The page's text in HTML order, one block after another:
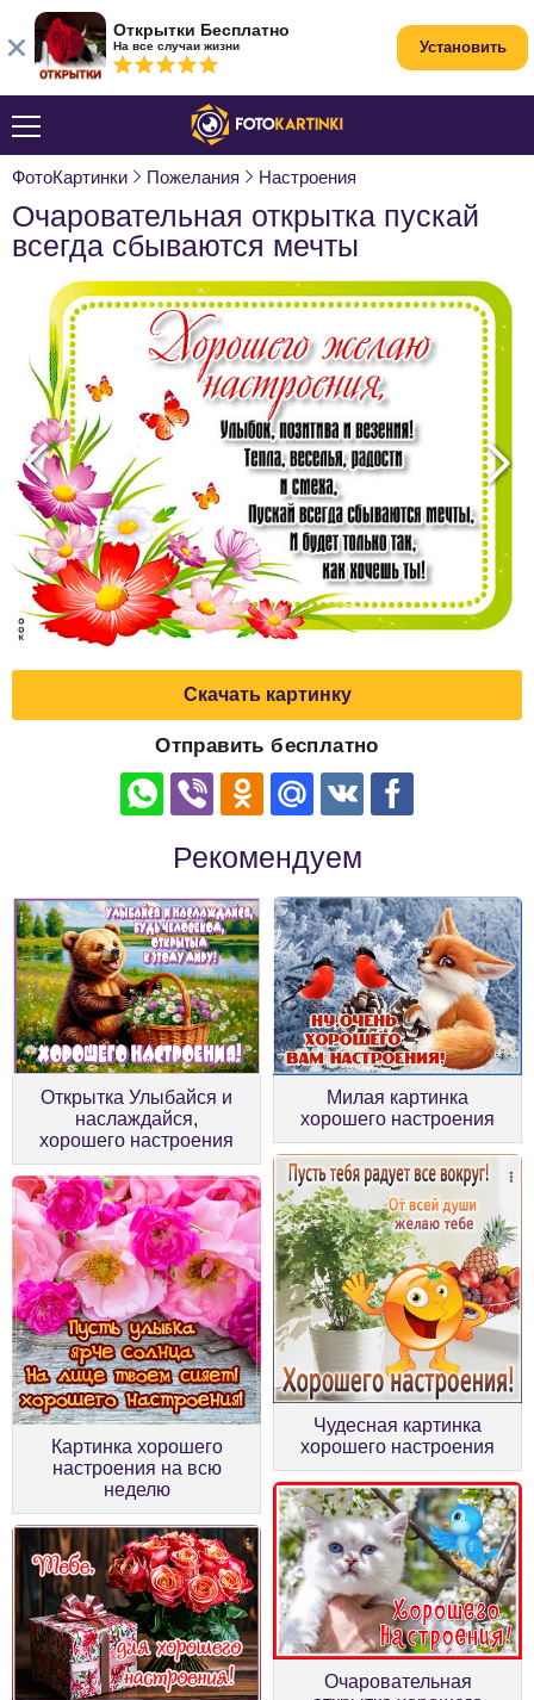
ФотоКартинки Пожелания Настроения
Очаровательная открытка пускай
всегда сбываются мечты
Скачать картинку
Отправить бесплатно
Рекомендуем
Открытка Улыбайся и
наслаждайся,
хорошего настроения
Милая картинка
хорошего настроения
Картинка хорошего
настроения на всю
неделю
Чудесная картинка
хорошего настроения
Очаровательная
Открытки Бесплатно
На все случаи жизни Установить